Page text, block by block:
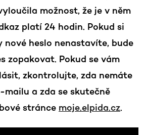
možnost, že je v něm
platí 24 hodin. Pokud si
nové heslo nenastavíte, bude
zopakovat. Pokud se vám
zkontrolujte, zda nemáte
mailu a zda se skutečně
stránce moje.elpida.cz.